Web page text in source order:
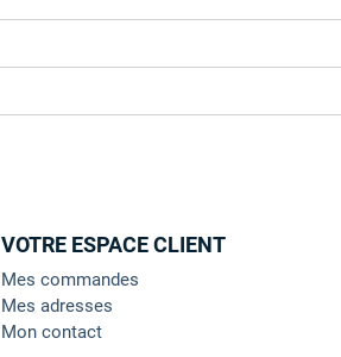
VOTRE ESPACE CLIENT
Mes commandes
Mes adresses
Mon contact